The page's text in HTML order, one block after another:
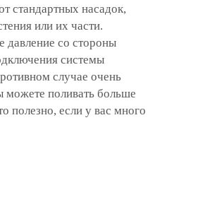
стандартных насадок,
или их части.
давление со стороны
системы
случае очень
поливать больше
полезно, если у вас много